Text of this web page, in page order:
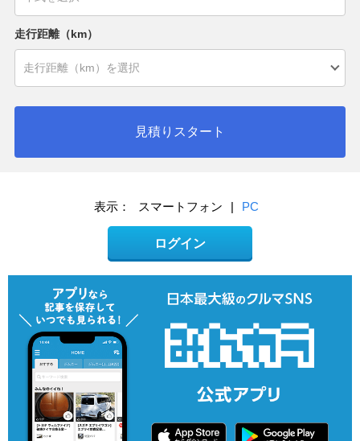
走行距離（km）
見積りスタート
表示： スマートフォン | PC
ログイン